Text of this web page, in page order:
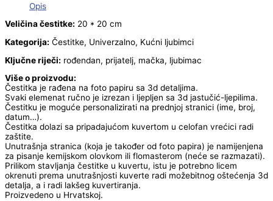
Opis
Veličina čestitke: 20 * 20 cm
Kategorija: Čestitke, Univerzalno, Kućni ljubimci
Ključne riječi: rođendan, prijatelj, mačka, ljubimac
Više o proizvodu:
Čestitka je rađena na foto papiru sa 3d detaljima.
Svaki elemenat ručno je izrezan i ljepljen sa 3d jastučić-ljepilima.
Čestitku je moguće personalizirati na prednjoj stranici (ime, broj,
datum…).
Čestitka dolazi sa pripadajućom kuvertom u celofan vrećici radi
zaštite.
Unutrašnja stranica (koja je također od foto papira) je namijenjena
za pisanje kemijskom olovkom ili flomasterom (neće se razmazati).
Prilikom stavljanja čestitke u kuvertu, istu je potrebno licem
okrenuti prema unutrašnjosti kuverte radi možebitnog oštećenja 3d
detalja, a i radi lakšeg kuvertiranja.
Proizvedeno u Hrvatskoj.